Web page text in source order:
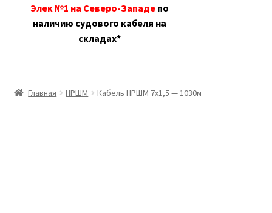
Элек №1 на Северо-Западе по
наличию судового кабеля на
складах*
Главная НРШМ Кабель НРШМ 7х1,5 — 1030м